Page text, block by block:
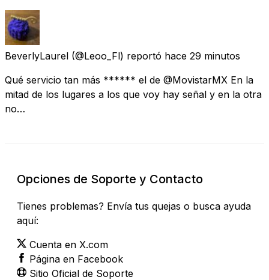
BeverlyLaurel (@Leoo_Fl) reportó hace 29 minutos
Qué servicio tan más ****** el de @MovistarMX En la
mitad de los lugares a los que voy hay señal y en la otra
no…
Opciones de Soporte y Contacto
Tienes problemas? Envía tus quejas o busca ayuda
aquí:
Cuenta en X.com
Página en Facebook
Sitio Oficial de Soporte